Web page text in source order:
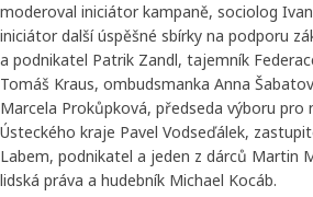
moderoval iniciátor kampaně, sociolog
iniciátor další úspěšné sbírky na podporu
a podnikatel Patrik Zandl, tajemník
Tomáš Kraus, ombudsmanka Anna
Marcela Prokůpková, předseda výboru pro
Ústeckého kraje Pavel Vodseďálek,
Labem, podnikatel a jeden z dárců Martin
lidská práva a hudebník Michael Kocáb.